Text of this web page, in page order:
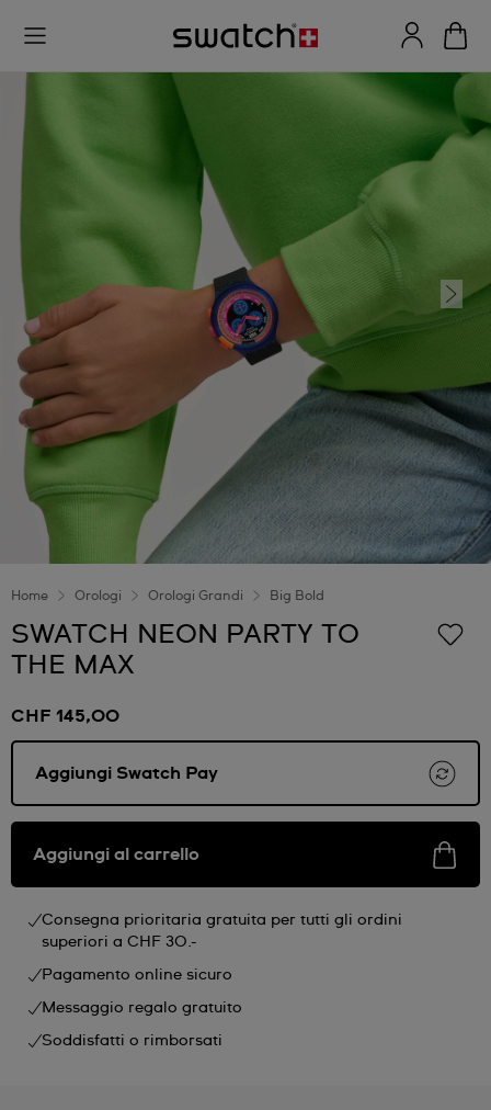
Home Orologi Orologi Grandi Big Bold
SWATCH NEON PARTY TO
THE MAX
CHF 145,00
Aggiungi Swatch Pay
Aggiungi al carrello
Consegna prioritaria gratuita per tutti gli ordini
superiori a CHF 30.-
Pagamento online sicuro
Messaggio regalo gratuito
Soddisfatti o rimborsati